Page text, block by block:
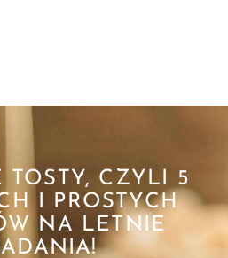
TOSTY, CZYLI 5
I PROSTYCH
NA LETNIE